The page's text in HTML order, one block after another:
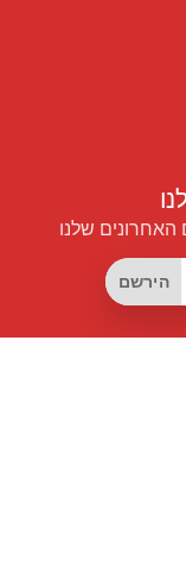
שלנו
הירשם